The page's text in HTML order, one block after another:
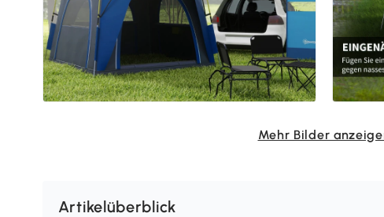
Mehr Bilder
Artikelüberblick